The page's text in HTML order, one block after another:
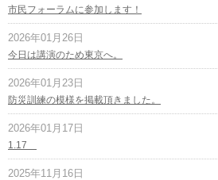
市民フォーラムに参加します！
2026年01月26日
今日は講演のため東京へ。
2026年01月23日
防災訓練の模様を掲載頂きました。
2026年01月17日
1.17
2025年11月16日